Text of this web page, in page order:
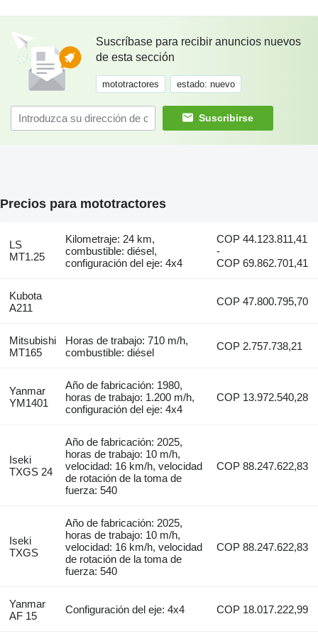
Suscríbase para recibir anuncios nuevos
de esta sección
mototractores estado: nuevo
Suscribirse
Precios para mototractores
LS
MT1.25
Kilometraje: 24 km,
combustible: diésel,
configuración del eje: 4x4
COP 44.123.811,41
-
COP 69.862.701,41
Kubota
A211
COP 47.800.795,70
Mitsubishi
MT165
Horas de trabajo: 710 m/h,
combustible: diésel
COP 2.757.738,21
Yanmar
YM1401
Año de fabricación: 1980,
horas de trabajo: 1.200 m/h,
configuración del eje: 4x4
COP 13.972.540,28
Iseki
TXGS 24
Año de fabricación: 2025,
horas de trabajo: 10 m/h,
velocidad: 16 km/h, velocidad
de rotación de la toma de
fuerza: 540
COP 88.247.622,83
Iseki
TXGS
Año de fabricación: 2025,
horas de trabajo: 10 m/h,
velocidad: 16 km/h, velocidad
de rotación de la toma de
fuerza: 540
COP 88.247.622,83
Yanmar
AF 15
Configuración del eje: 4x4 COP 18.017.222,99